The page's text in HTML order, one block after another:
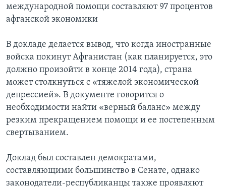
международной помощи составляют 97 процентов
афганской экономики
В докладе делается вывод, что когда иностранные
войска покинут Афганистан (как планируется, это
должно произойти в конце 2014 года), страна
может столкнуться с «тяжелой экономической
депрессией». В документе говорится о
необходимости найти «верный баланс» между
резким прекращением помощи и ее постепенным
свертыванием.
Доклад был составлен демократами,
составляющими большинство в Сенате, однако
законодатели-республиканцы также проявляют